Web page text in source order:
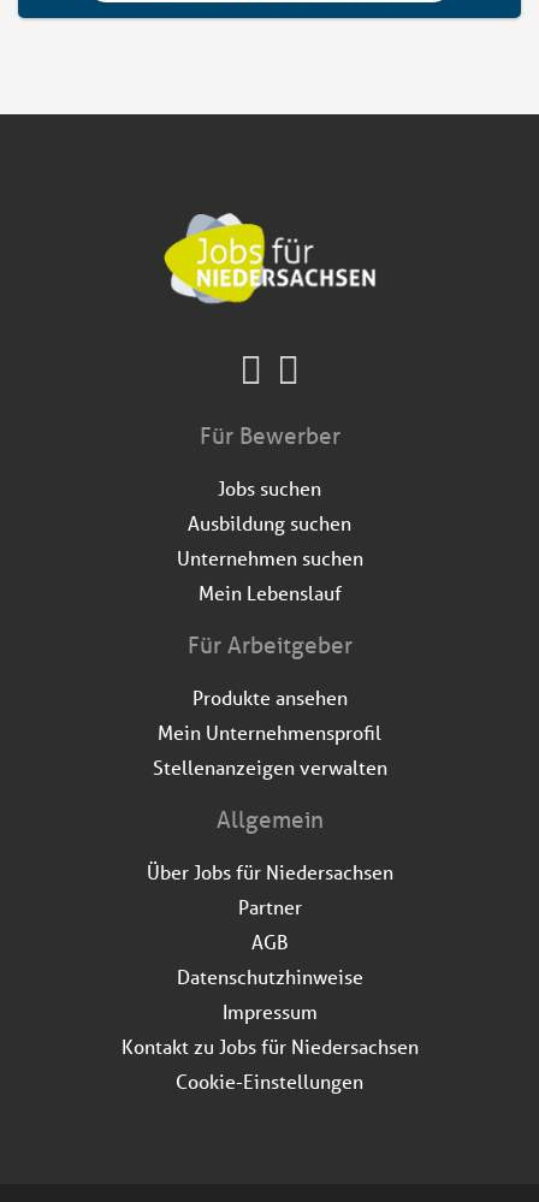
Für Bewerber
Jobs suchen
Ausbildung suchen
Unternehmen suchen
Mein Lebenslauf
Für Arbeitgeber
Produkte ansehen
Mein Unternehmensprofil
Stellenanzeigen verwalten
Allgemein
Über Jobs für Niedersachsen
Partner
AGB
Datenschutzhinweise
Impressum
Kontakt zu Jobs für Niedersachsen
Cookie-Einstellungen